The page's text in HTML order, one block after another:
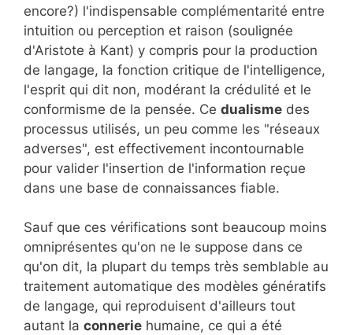
encore?) l'indispensable complémentarité entre
intuition ou perception et raison (soulignée
d'Aristote à Kant) y compris pour la production
de langage, la fonction critique de l'intelligence,
l'esprit qui dit non, modérant la crédulité et le
conformisme de la pensée. Ce dualisme des
processus utilisés, un peu comme les "réseaux
adverses", est effectivement incontournable
pour valider l'insertion de l'information reçue
dans une base de connaissances fiable.
Sauf que ces vérifications sont beaucoup moins
omniprésentes qu'on ne le suppose dans ce
qu'on dit, la plupart du temps très semblable au
traitement automatique des modèles génératifs
de langage, qui reproduisent d'ailleurs tout
autant la connerie humaine, ce qui a été